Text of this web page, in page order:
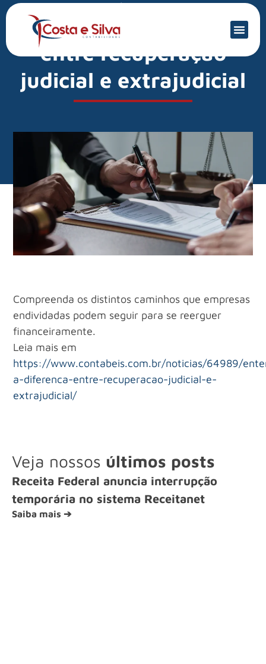
Mercado Financeiro
Entenda a diferença
entre recuperação
judicial e extrajudicial
Compreenda os distintos caminhos que empresas
endividadas podem seguir para se reerguer
financeiramente.
Leia mais em
https://www.contabeis.com.br/noticias/64989/
a-diferenca-entre-recuperacao-judicial-e-
extrajudicial/
Veja nossos últimos posts
Receita Federal anuncia interrupção
temporária no sistema Receitanet
Saiba mais ➔